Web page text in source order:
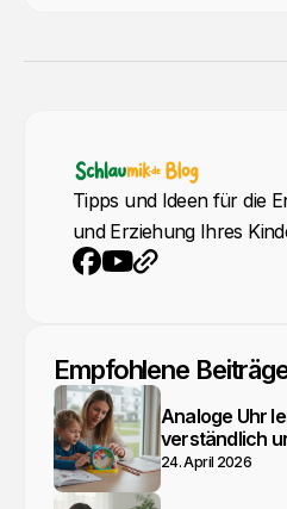
Tipps und Ideen für die
und Erziehung Ihres
Empfohlene
Analoge Uhr
verständlich
24. April 2026